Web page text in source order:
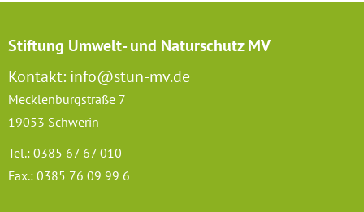
Stiftung Umwelt- und Naturschutz MV
Kontakt: info@stun-mv.de
Mecklenburgstraße 7
19053 Schwerin
Tel.: 0385 67 67 010
Fax.: 0385 76 09 99 6